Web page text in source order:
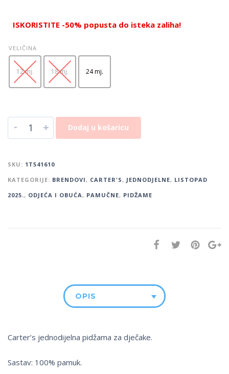
ISKORISTITE -50% popusta do isteka zaliha!
VELIČINA
12 mj. 18 mj. 24 mj.
- + Dodaj u košaricu
SKU: 1T541610
KATEGORIJE: BRENDOVI, CARTER'S, JEDNODJELNE, LISTOPAD
2025., ODJEĆA I OBUĆA, PAMUČNE, PIDŽAME
OPIS
Carter’s jednodijelna pidžama za dječake.
Sastav: 100% pamuk.